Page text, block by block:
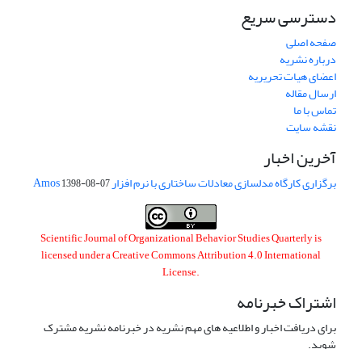
دسترسی سریع
صفحه اصلی
درباره نشریه
اعضای هیات تحریریه
ارسال مقاله
تماس با ما
نقشه سایت
آخرین اخبار
برگزاری کارگاه مدلسازی معادلات ساختاری با نرم افزار Amos1398-08-07
Scientific Journal of Organizational Behavior Studies Quarterly is
licensed under aCreative Commons Attribution 4.0 International
License.
اشتراک خبرنامه
برای دریافت اخبار و اطلاعیه های مهم نشریه در خبرنامه نشریه مشترک
شوید.